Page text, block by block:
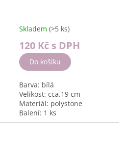
Skladem (>5 ks)
120 Kč s DPH
Do košíku
Barva: bílá
Velikost: cca.19 cm
Materiál: polystone
Balení: 1 ks